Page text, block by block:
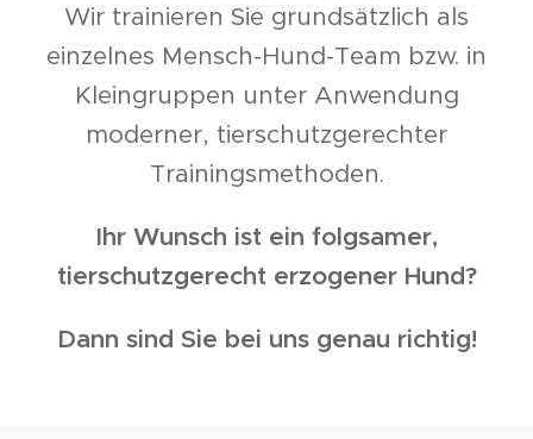
Wir trainieren Sie grundsätzlich als
einzelnes Mensch-Hund-Team bzw. in
Kleingruppen unter Anwendung
moderner, tierschutzgerechter
Trainingsmethoden.
Ihr Wunsch ist ein folgsamer,
tierschutzgerecht erzogener Hund?
Dann sind Sie bei uns genau richtig!